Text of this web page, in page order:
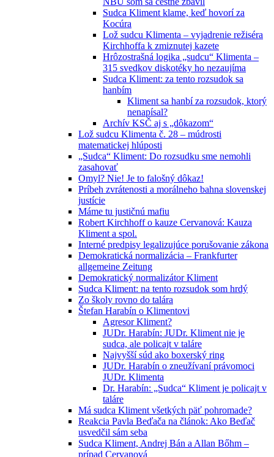
Sudca Kliment klame, keď hovorí za
Kocúra
Lož sudcu Klimenta – vyjadrenie režiséra
Kirchhoffa k zmiznutej kazete
Hrôzostrašná logika „sudcu“ Klimenta –
315 svedkov diskotéky ho nezaujíma
Sudca Kliment: za tento rozsudok sa
hanbím
Kliment sa hanbí za rozsudok, ktorý
nenapísal?
Archív KSČ aj s „dôkazom“
Lož sudcu Klimenta č. 28 – múdrosti
matematickej hlúposti
„Sudca“ Kliment: Do rozsudku sme nemohli
zasahovať
Omyl? Nie! Je to falošný dôkaz!
Príbeh zvrátenosti a morálneho bahna slovenskej
justície
Máme tu justičnú mafiu
Robert Kirchhoff o kauze Cervanová: Kauza
Kliment a spol.
Interné predpisy legalizujúce porušovanie zákona
Demokratická normalizácia – Frankfurter
allgemeine Zeitung
Demokratický normalizátor Kliment
Sudca Kliment: na tento rozsudok som hrdý
Zo školy rovno do talára
Štefan Harabín o Klimentovi
Agresor Kliment?
JUDr. Harabín: JUDr. Kliment nie je
sudca, ale policajt v taláre
Najvyšší súd ako boxerský ring
JUDr. Harabín o zneužívaní právomoci
JUDr. Klimenta
Dr. Harabín: „Sudca“ Kliment je policajt v
taláre
Má sudca Kliment všetkých päť pohromade?
Reakcia Pavla Beďača na článok: Ako Beďač
usvedčil sám seba
Sudca Kliment, Andrej Bán a Allan Bőhm –
prípad Cervanová